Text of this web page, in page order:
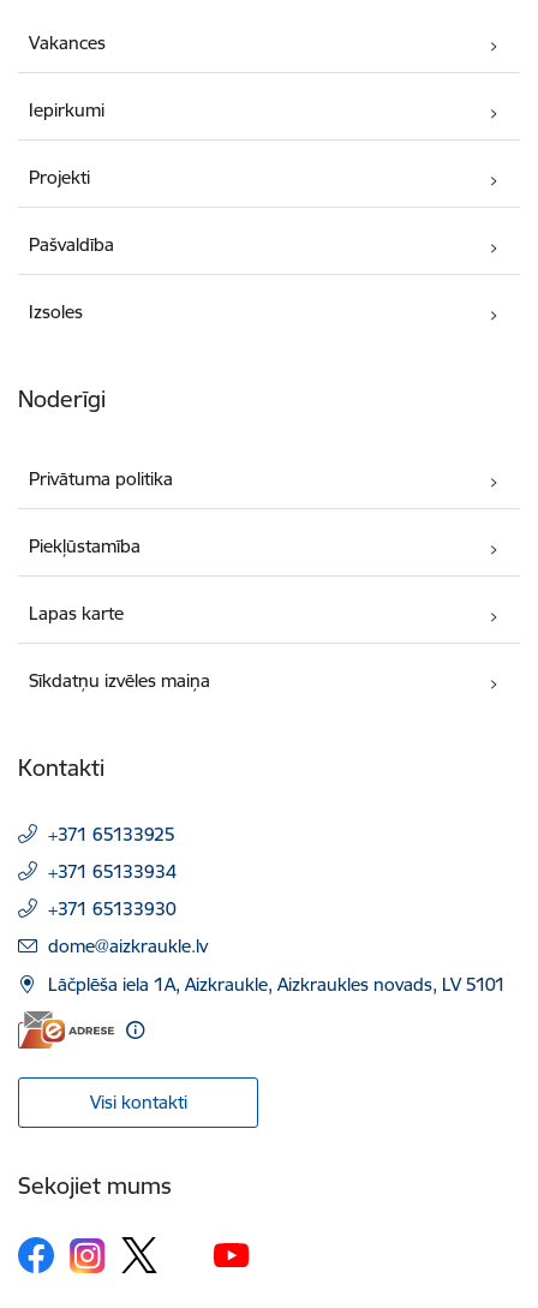
Vakances
Iepirkumi
Projekti
Pašvaldība
Izsoles
Noderīgi
Privātuma politika
Piekļūstamība
Lapas karte
Sīkdatņu izvēles maiņa
Kontakti
+371 65133925
+371 65133934
+371 65133930
E-pasts:
dome@aizkraukle.lv
Lāčplēša iela 1A, Aizkraukle, Aizkraukles novads, LV 5101
Visi kontakti
Sekojiet mums